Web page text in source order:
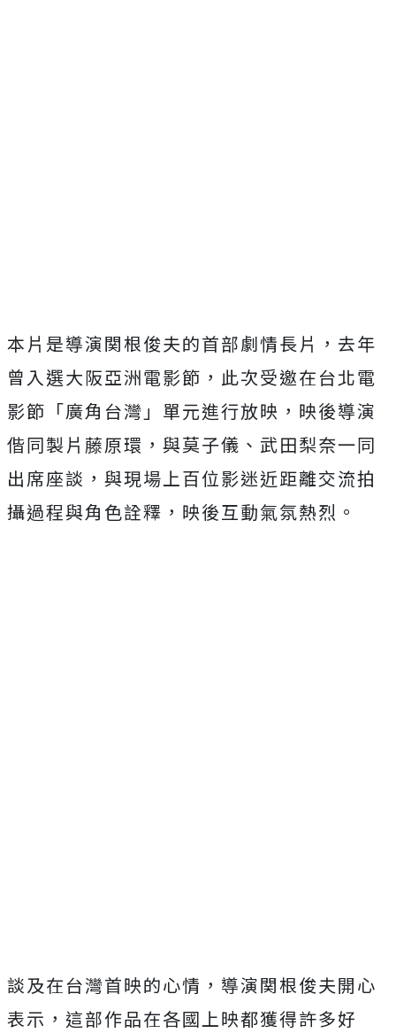
本片是導演関根俊夫的首部劇情長片，去年
曾入選大阪亞洲電影節， 此次受邀在台北電
影節「廣角台灣」單元進行放映， 映後導演
偕同製片藤原環，與莫子儀、武田梨奈一同
出席座談， 與現場上百位影迷近距離交流拍
攝過程與角色詮釋， 映後互動氣氛熱烈。
談及在台灣首映的心情，導演関根俊夫開心
表示， 這部作品在各國上映都獲得許多好